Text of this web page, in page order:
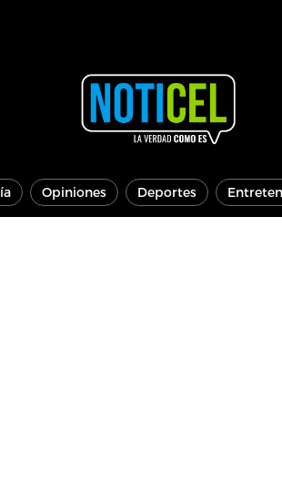
Opiniones Deportes